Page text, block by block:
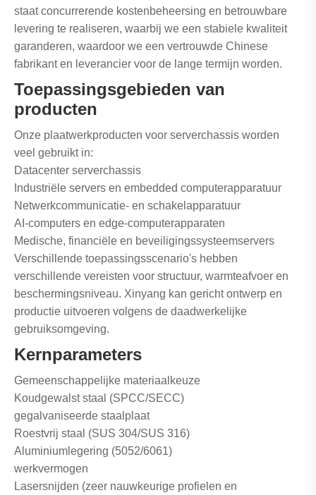
staat concurrerende kostenbeheersing en betrouwbare
levering te realiseren, waarbij we een stabiele kwaliteit
garanderen, waardoor we een vertrouwde Chinese
fabrikant en leverancier voor de lange termijn worden.
Toepassingsgebieden van
producten
Onze plaatwerkproducten voor serverchassis worden
veel gebruikt in:
Datacenter serverchassis
Industriële servers en embedded computerapparatuur
Netwerkcommunicatie- en schakelapparatuur
AI-computers en edge-computerapparaten
Medische, financiële en beveiligingssysteemservers
Verschillende toepassingsscenario's hebben
verschillende vereisten voor structuur, warmteafvoer en
beschermingsniveau. Xinyang kan gericht ontwerp en
productie uitvoeren volgens de daadwerkelijke
gebruiksomgeving.
Kernparameters
Gemeenschappelijke materiaalkeuze
Koudgewalst staal (SPCC/SECC)
gegalvaniseerde staalplaat
Roestvrij staal (SUS 304/SUS 316)
Aluminiumlegering (5052/6061)
werkvermogen
Lasersnijden (zeer nauwkeurige profielen en